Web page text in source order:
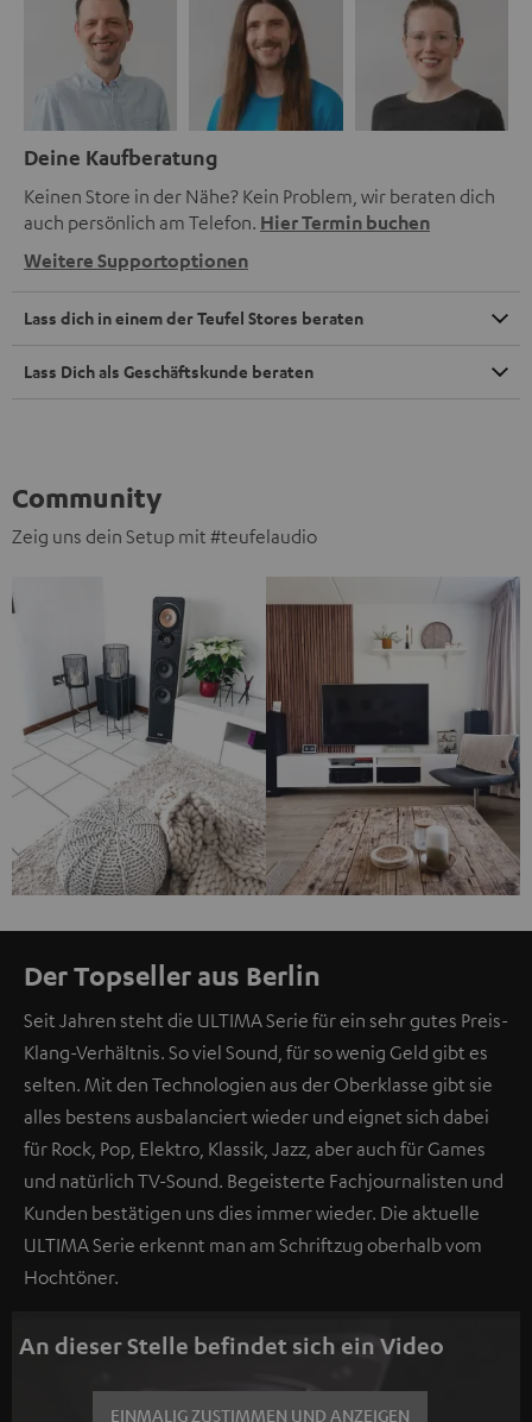
Deine Kaufberatung
Keinen Store in der Nähe? Kein Problem, wir beraten dich
auch persönlich am Telefon. Hier Termin buchen
Weitere Supportoptionen
Lass dich in einem der Teufel Stores beraten
Lass Dich als Geschäftskunde beraten
Community
Zeig uns dein Setup mit #teufelaudio
Der Topseller aus Berlin
Seit Jahren steht die ULTIMA Serie für ein sehr gutes Preis-
Klang-Verhältnis. So viel Sound, für so wenig Geld gibt es
selten. Mit den Technologien aus der Oberklasse gibt sie
alles bestens ausbalanciert wieder und eignet sich dabei
für Rock, Pop, Elektro, Klassik, Jazz, aber auch für Games
und natürlich TV-Sound. Begeisterte Fachjournalisten und
Kunden bestätigen uns dies immer wieder. Die aktuelle
ULTIMA Serie erkennt man am Schriftzug oberhalb vom
Hochtöner.
An dieser Stelle befindet sich ein Video
EINMALIG ZUSTIMMEN UND ANZEIGEN